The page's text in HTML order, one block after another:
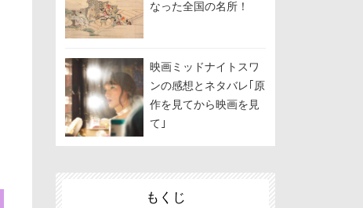
なった全国の名所！
映画ミッドナイトスワ
ンの感想とネタバレ｢原
作を見てから映画を見
て｣
もくじ